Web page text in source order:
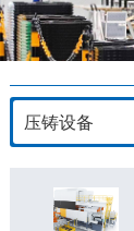
压铸设备